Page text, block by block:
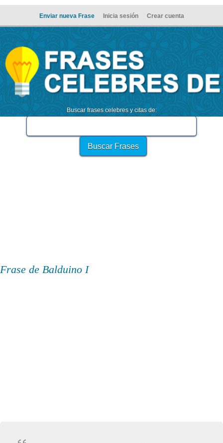
Enviar nueva Frase Inicia sesión Crear cuenta
Buscar frases celebres y citas de:
Frase de Balduino I